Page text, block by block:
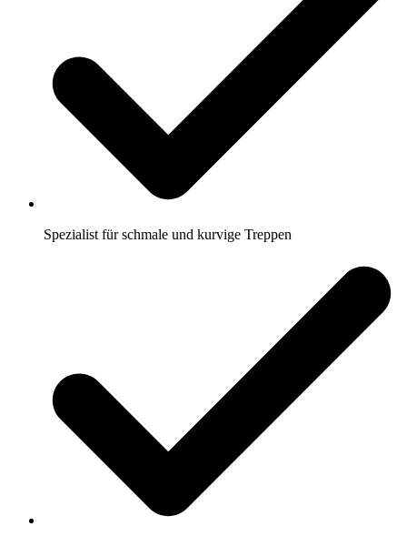
Spezialist für schmale und kurvige Treppen